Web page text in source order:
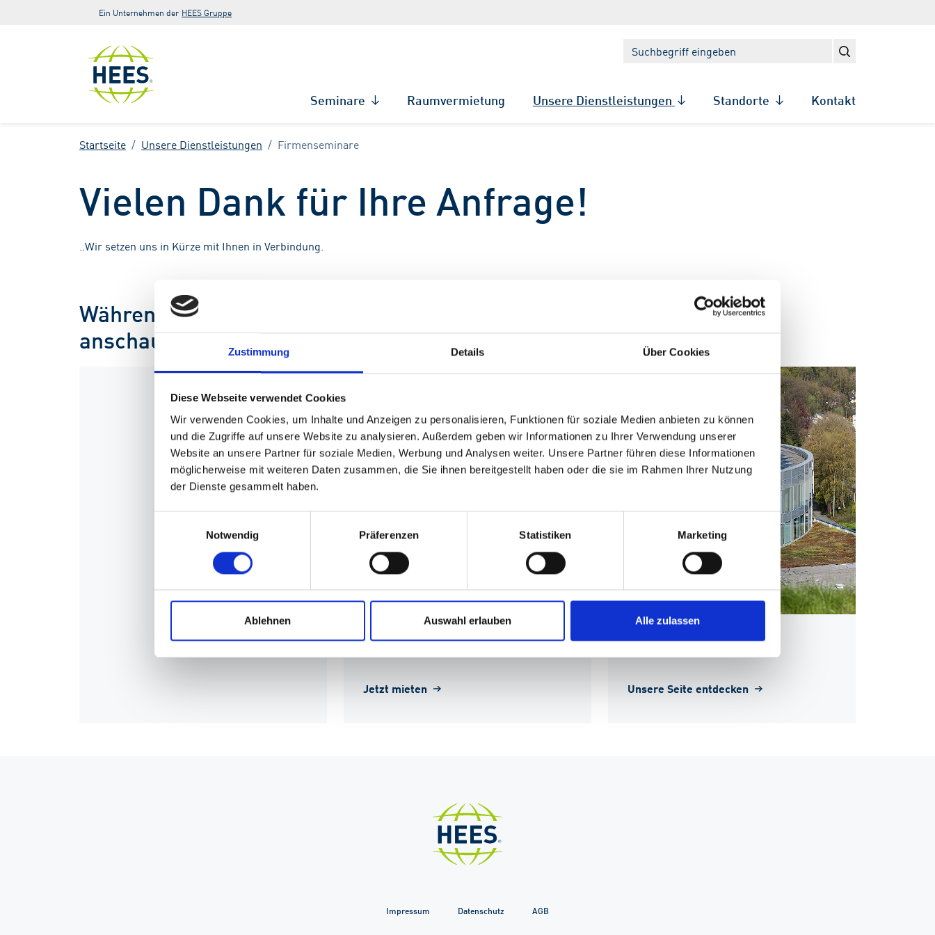
Zustimmung Details Über Cookies
Diese Webseite verwendet Cookies
Wir verwenden Cookies, um Inhalte und Anzeigen zu personalisieren, Funktionen für soziale Medien anbieten zu können
und die Zugriffe auf unsere Website zu analysieren. Außerdem geben wir Informationen zu Ihrer Verwendung unserer
Website an unsere Partner für soziale Medien, Werbung und Analysen weiter. Unsere Partner führen diese Informationen
möglicherweise mit weiteren Daten zusammen, die Sie ihnen bereitgestellt haben oder die sie im Rahmen Ihrer Nutzung
der Dienste gesammelt haben.
Notwendig
Präferenzen Statistiken Marketing
Ablehnen Auswahl erlauben Alle zulassen
Zur Hauptnavigation springen
Zum Hauptinhalt springen
Zur Fußzeile der Seite springen
Ein Unternehmen der HEES Gruppe
Seminare Raumvermietung Unsere Dienstleistungen Standorte Kontakt
Startseite Unsere Dienstleistungen Firmenseminare
Vielen Dank für Ihre Anfrage!
..Wir setzen uns in Kürze mit Ihnen in Verbindung.
Währenddessen können Sie sich gerne weitere Seminare und Seiten
anschauen:
Firmenseminare
Jetzt mieten
Zur Startseite
Unsere Seite entdecken
Impressum Datenschutz AGB